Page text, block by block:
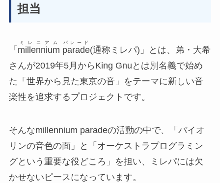
担当
「 millennium
ミレニアム
parade
パレード
(通称ミレパ) 」とは、弟・大希
さんが2019年5月からKing Gnuとは別名義で始め
た 「世界から見た東京の音」 をテーマに新しい音
楽性を追求するプロジェクトです。
そんなmillennium paradeの活動の中で、「バイオ
リンの音色の面」と「オーケストラプログラミン
グという重要な役どころ」を担い、ミレパには欠
かせないピースになっています。